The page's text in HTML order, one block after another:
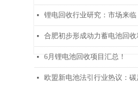
넷
넷
넷 6月锂电池回收项目汇总！
넷